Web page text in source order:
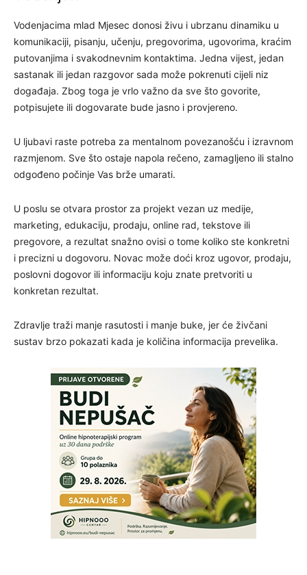
Vodenjacima mlad Mjesec donosi živu i ubrzanu dinamiku u
komunikaciji, pisanju, učenju, pregovorima, ugovorima, kraćim
putovanjima i svakodnevnim kontaktima. Jedna vijest, jedan
sastanak ili jedan razgovor sada može pokrenuti cijeli niz
događaja. Zbog toga je vrlo važno da sve što govorite,
potpisujete ili dogovarate bude jasno i provjereno.
U ljubavi raste potreba za mentalnom povezanošću i izravnom
razmjenom. Sve što ostaje napola rečeno, zamagljeno ili stalno
odgođeno počinje Vas brže umarati.
U poslu se otvara prostor za projekt vezan uz medije,
marketing, edukaciju, prodaju, online rad, tekstove ili
pregovore, a rezultat snažno ovisi o tome koliko ste konkretni
i precizni u dogovoru. Novac može doći kroz ugovor, prodaju,
poslovni dogovor ili informaciju koju znate pretvoriti u
konkretan rezultat.
Zdravlje traži manje rasutosti i manje buke, jer će živčani
sustav brzo pokazati kada je količina informacija prevelika.